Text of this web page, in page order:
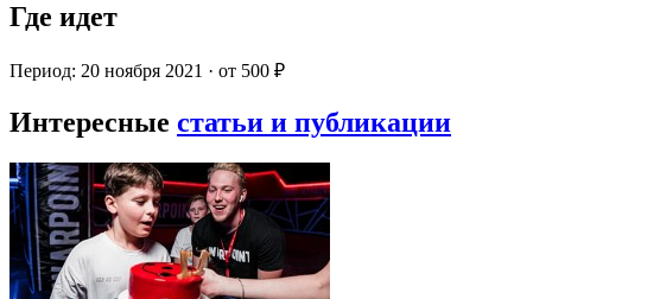
Где идет
Период: 20 ноября 2021 · от 500 ₽
Интересные статьи и публикации